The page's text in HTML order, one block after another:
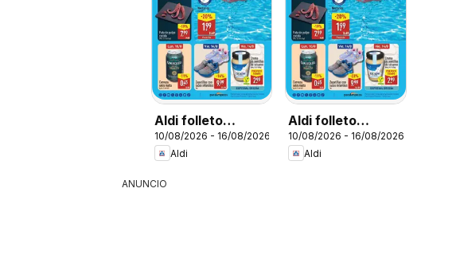
Aldi folleto
Península
10/08/2026 - 16/08/2026
Aldi
Aldi folleto
Baleares
10/08/2026 - 16/08/2026
Aldi
ANUNCIO